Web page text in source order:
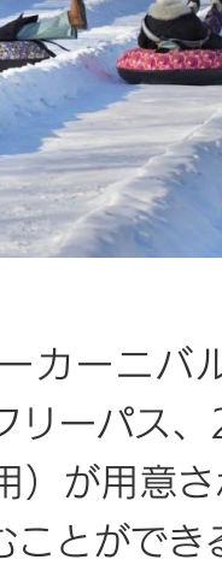
カーニバ
リーパス
）が用意
ことができ